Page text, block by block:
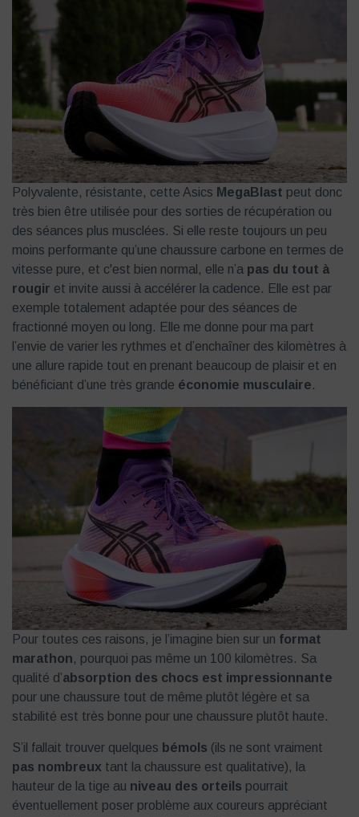
Polyvalente, résistante, cette Asics MegaBlast peut donc
très bien être utilisée pour des sorties de récupération ou
des séances plus musclées. Si elle reste toujours un peu
moins performante qu’une chaussure carbone en termes de
vitesse pure, et c'est bien normal, elle n’a pas du tout à
rougir et invite aussi à accélérer la cadence. Elle est par
exemple totalement adaptée pour des séances de
fractionné moyen ou long. Elle me donne pour ma part
l’envie de varier les rythmes et d’enchaîner des kilomètres à
une allure rapide tout en prenant beaucoup de plaisir et en
bénéficiant d’une très grande économie musculaire.
Pour toutes ces raisons, je l’imagine bien sur un format
marathon, pourquoi pas même un 100 kilomètres. Sa
qualité d’absorption des chocs est impressionnante
pour une chaussure tout de même plutôt légère et sa
stabilité est très bonne pour une chaussure plutôt haute.
S’il fallait trouver quelques bémols (ils ne sont vraiment
pas nombreux tant la chaussure est qualitative), la
hauteur de la tige au niveau des orteils pourrait
éventuellement poser problème aux coureurs appréciant